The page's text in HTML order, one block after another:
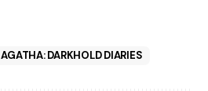
AGATHA: DARKHOLD DIARIES